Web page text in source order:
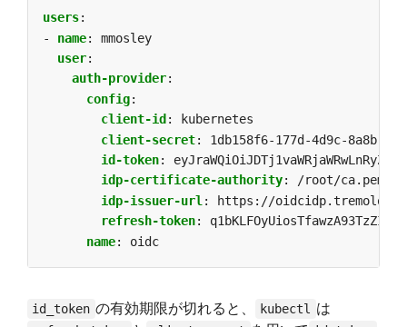
users:
- name:
mmosley
user:
auth-provider:
config:
client-id :
kubernetes
client-secret:
1db158f6-177d-4d9c-8a8b-
id-token:
idp-certificate-authority:
/root/ca.pem
idp-issuer-url :
https://
refresh-token:
name: oidc
id_token の有効期限が切れると、 kubectl は